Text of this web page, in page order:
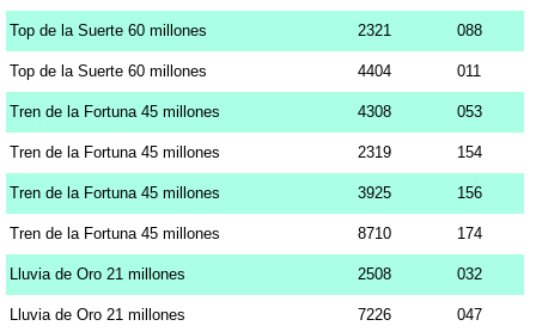
Top de la Suerte 60 millones 2321 088
Top de la Suerte 60 millones 4404 011
Tren de la Fortuna 45 millones 4308 053
Tren de la Fortuna 45 millones 2319 154
Tren de la Fortuna 45 millones 3925 156
Tren de la Fortuna 45 millones 8710 174
Lluvia de Oro 21 millones 2508 032
Lluvia de Oro 21 millones 7226 047